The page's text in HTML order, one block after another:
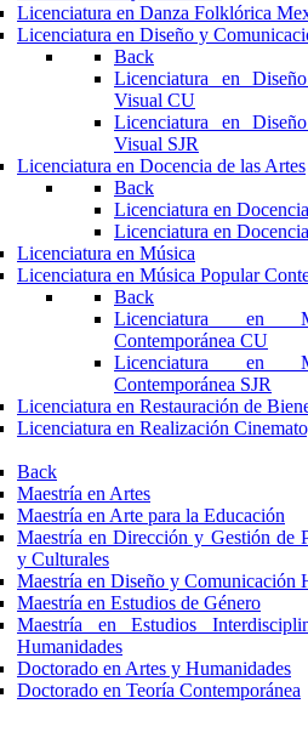
Licenciatura en Danza Folklórica
Licenciatura en Diseño y
Back
Licenciatura en
Visual CU
Licenciatura en
Visual SJR
Licenciatura en Docencia de las Artes
Back
Licenciatura en
Licenciatura en
Licenciatura en Música
Licenciatura en Música Popular
Back
Licenciatura en
Contemporánea CU
Licenciatura en
Contemporánea SJR
Licenciatura en Restauración de
Licenciatura en Realización
Back
Maestría en Artes
Maestría en Arte para la Educación
Maestría en Dirección y Gestión de
y Culturales
Maestría en Diseño y Comunicación
Maestría en Estudios de Género
Maestría en Estudios
Humanidades
Doctorado en Artes y Humanidades
Doctorado en Teoría Contemporánea